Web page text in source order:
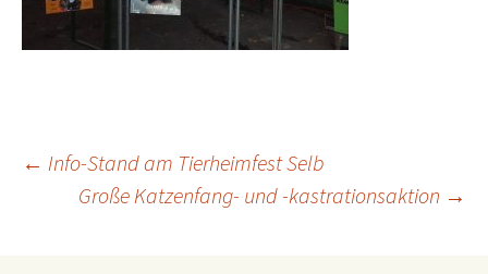
Beitragsnavigation
← Info-Stand am Tierheimfest Selb
Große Katzenfang- und -kastrationsaktion →